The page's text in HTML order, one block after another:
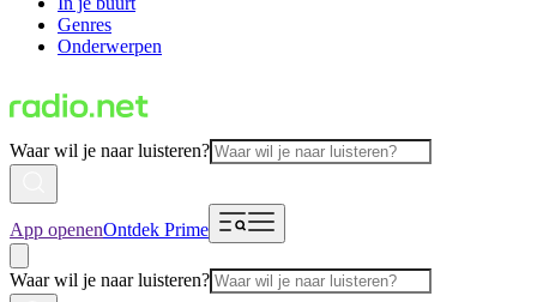
Genres
Onderwerpen
Waar wil je naar luisteren?
App openenOntdek Prime
Waar wil je naar luisteren?